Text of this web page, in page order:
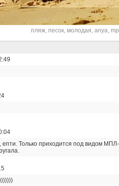
пляж, песок, молодая, anya,
епти. Только приходится под видом